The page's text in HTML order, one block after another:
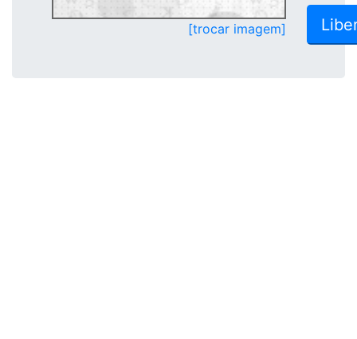
[trocar imagem]